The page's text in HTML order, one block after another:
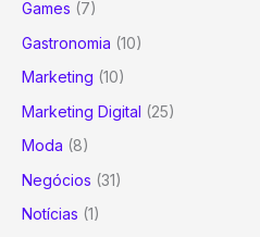
Games (7)
Gastronomia (10)
Marketing (10)
Marketing Digital (25)
Moda (8)
Negócios (31)
Notícias (1)